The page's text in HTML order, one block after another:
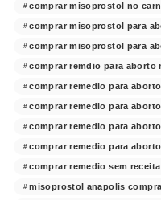
comprar misoprostol no
comprar misoprostol para
comprar misoprostol para
comprar remdio para aborto
comprar remedio para
comprar remedio para
comprar remedio para
comprar remedio para
comprar remedio sem receita
misoprostol anapolis